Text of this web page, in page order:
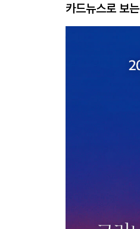
카드뉴스로 보